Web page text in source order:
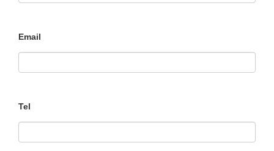
Email
Tel